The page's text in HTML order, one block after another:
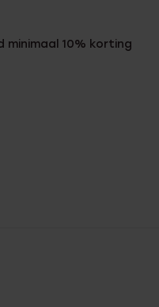
10% korting